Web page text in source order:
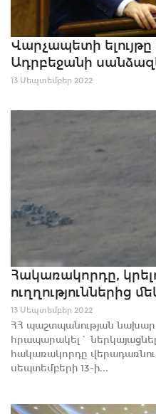
Վարչապետի ելույթը
Ադրբեջանի
13 Սեպտեմբեր 2022
Հակառակորդը,
ուղղություններից
13 Սեպտեմբեր 2022
ՀՀ պաշտպանության
հրապարակել`
հակառակորդը
սեպտեմբերի 13-ի...